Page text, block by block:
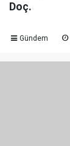
Doç.
Gündem